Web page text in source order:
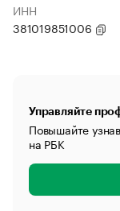
ИНН
381019851006
Управляйте
Повышайте
на РБК